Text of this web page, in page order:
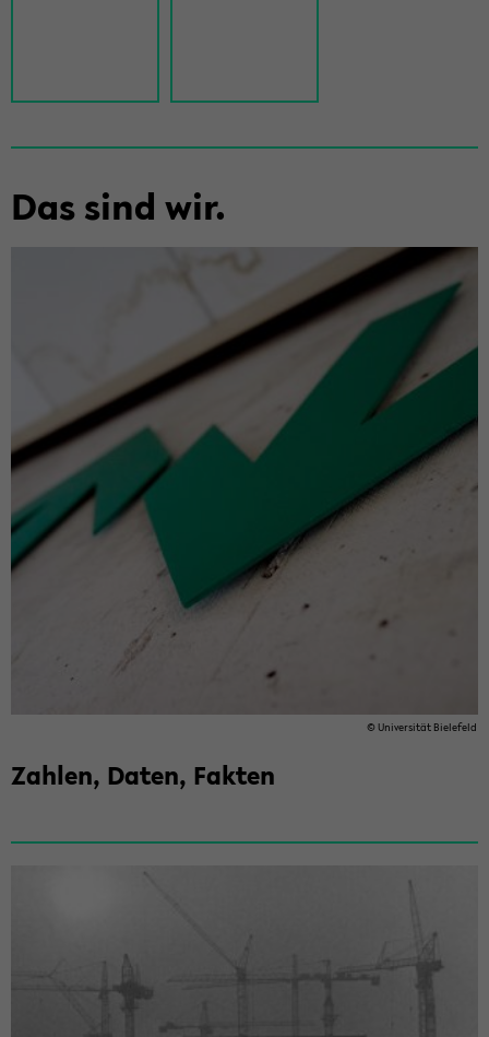
Das sind wir.
© Uni­ver­si­tät Bie­le­feld
Zah­len, Daten, Fak­ten